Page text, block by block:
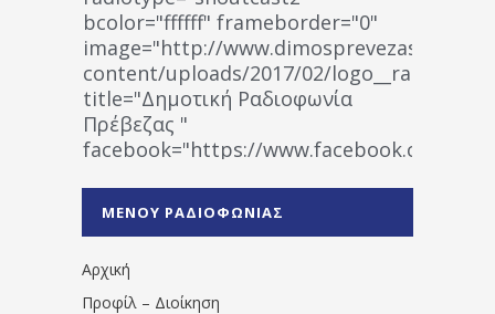
bcolor="ffffff" frameborder="0"
image="http://www.dimosprevezas.gr/wp-
content/uploads/2017/02/
title="Δημοτική Ραδιοφωνία
Πρέβεζας "
facebook="https://www.facebook.com/
1531194763766854/" artist="" ]
ΜΕΝΟΥ ΡΑΔΙΟΦΩΝΙΑΣ
Αρχική
Προφίλ – Διοίκηση